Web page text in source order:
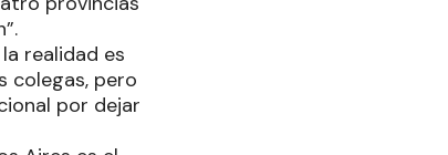
realidad es
colegas, pero
por dejar